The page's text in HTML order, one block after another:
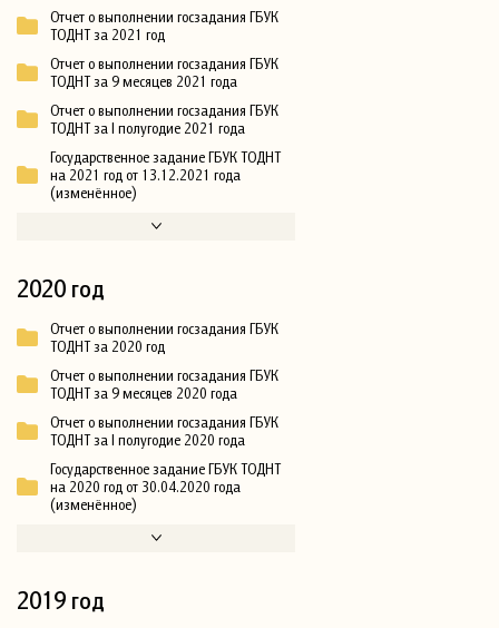
Отчет о выполнении госзадания ГБУК
ТОДНТ за 2021 год
Отчет о выполнении госзадания ГБУК
ТОДНТ за 9 месяцев 2021 года
Отчет о выполнении госзадания ГБУК
ТОДНТ за I полугодие 2021 года
Государственное задание ГБУК ТОДНТ
на 2021 год от 13.12.2021 года
(изменённое)
2020 год
Отчет о выполнении госзадания ГБУК
ТОДНТ за 2020 год
Отчет о выполнении госзадания ГБУК
ТОДНТ за 9 месяцев 2020 года
Отчет о выполнении госзадания ГБУК
ТОДНТ за I полугодие 2020 года
Государственное задание ГБУК ТОДНТ
на 2020 год от 30.04.2020 года
(изменённое)
2019 год